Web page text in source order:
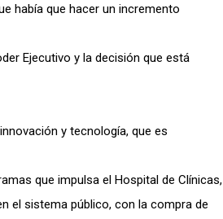
había que hacer un incremento
Ejecutivo y la decisión que está
y tecnología, que es
que impulsa el Hospital de Clínicas,
el sistema público, con la compra de